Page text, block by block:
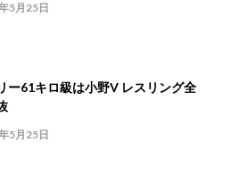
5月25日
ー61キロ級は小野V レスリング全
5月25日